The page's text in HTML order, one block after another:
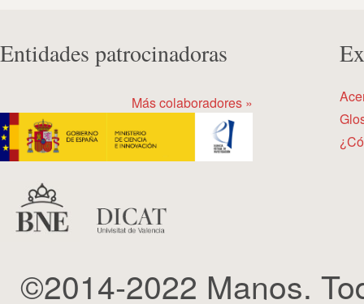
Entidades patrocinadoras
Más colaboradores »
©2014-2022 Manos.